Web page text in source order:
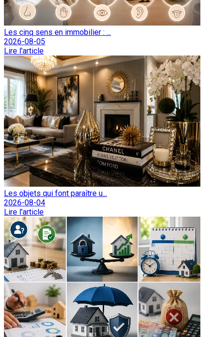
Les cinq sens en immobilier : ...
2026-08-05
Lire l'article
Les objets qui font paraître u...
2026-08-04
Lire l'article